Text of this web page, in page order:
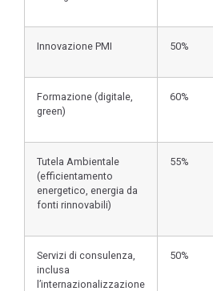
Innovazione PMI 50%
Formazione (digitale,
green)
60%
Tutela Ambientale
(efficientamento
energetico, energia da
fonti rinnovabili)
55%
Servizi di consulenza,
inclusa
l’internazionalizzazione
50%